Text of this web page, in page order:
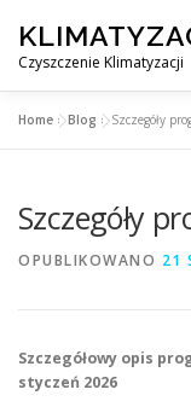
treściCzyszczenie Klimatyzacji
OBSŁUGIWANE
Home »Blog »Szczegóły
Szczegóły
OPUBLIKOWANO 21
Szczegółowy opis
styczeń 2026